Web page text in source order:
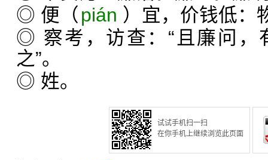
◎ 便（ pián ）宜，价钱低：
◎ 察考，访查：“且廉问，
之”。
◎ 姓。
试试手机扫一扫
在你手机上继续浏览此页面